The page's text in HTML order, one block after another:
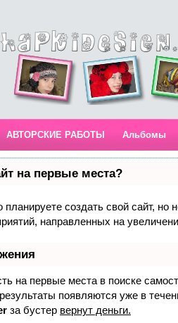
АВТОРСКИЕ РАБОТЫ Альбомы
на первые места?
создать свой сайт, но
направленных на
на первые места в поиске
появляются уже в
за бустер вернут деньги.